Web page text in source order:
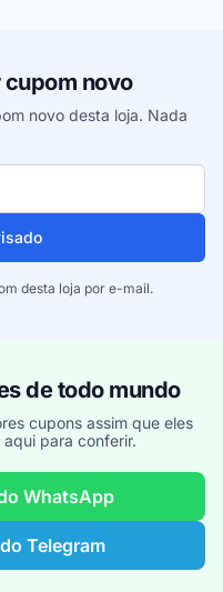
novo
novo desta loja. Nada
desta loja por e-mail.
de todo mundo
cupons assim que eles
para conferir.
WhatsApp
Telegram